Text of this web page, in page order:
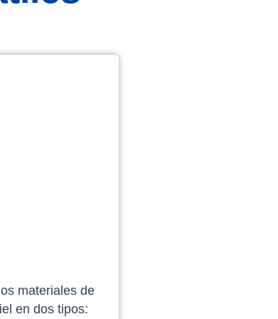
materiales de
en dos tipos: